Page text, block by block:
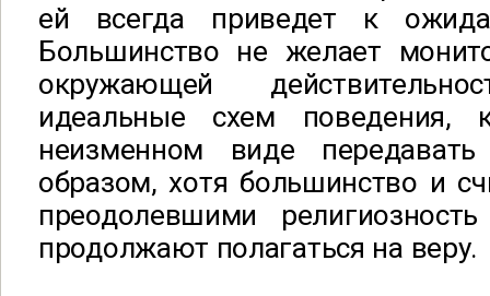
ей всегда приведет к
Большинство не желает
окружающей
идеальные схем
неизменном виде
образом, хотя большинство и
преодолевшими
продолжают полагаться на веру.